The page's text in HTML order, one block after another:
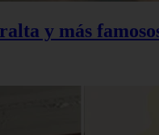
y más